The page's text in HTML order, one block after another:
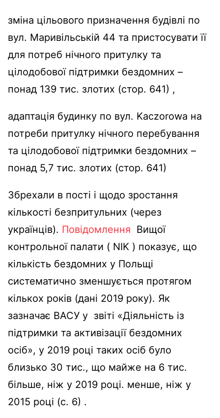
зміна цільового призначення будівлі по
вул. Маривільській 44 та пристосувати її
для потреб нічного притулку та
цілодобової підтримки бездомних –
понад 139 тис. злотих (стор. 641) ,
адаптація будинку по вул. Kaczorowa на
потреби притулку нічного перебування
та цілодобової підтримки бездомних –
понад 5,7 тис. злотих (стор. 641)
Збрехали в пості і щодо зростання
кількості безпритульних (через
українців). Повідомлення Вищої
контрольної палати ( NIK ) показує, що
кількість бездомних у Польщі
систематично зменшується протягом
кількох років (дані 2019 року). Як
зазначає ВАСУ у звіті «Діяльність із
підтримки та активізації бездомних
осіб», у 2019 році таких осіб було
близько 30 тис., що майже на 6 тис.
більше, ніж у 2019 році. менше, ніж у
2015 році (с. 6) .